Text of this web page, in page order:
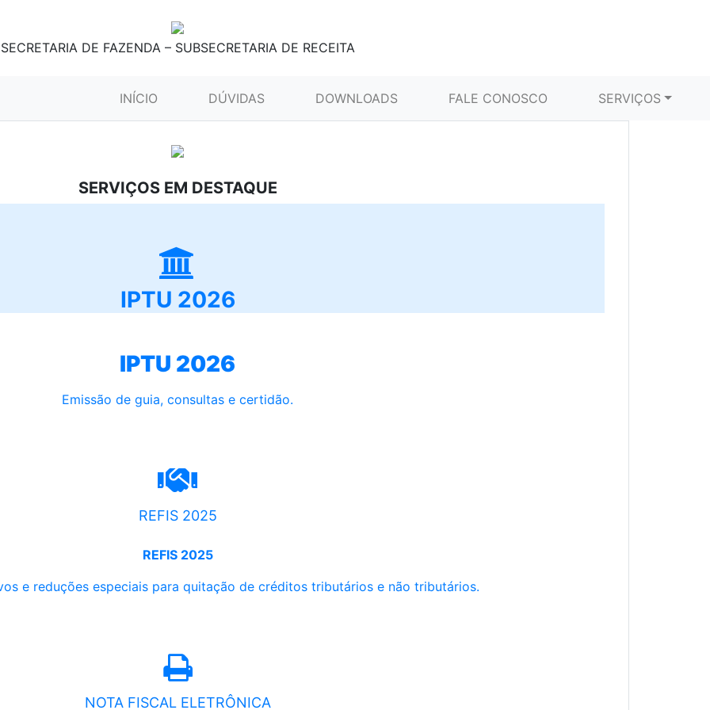
SECRETARIA DE FAZENDA – SUBSECRETARIA DE RECEITA
INÍCIO (CURRENT)DÚVIDAS DOWNLOADS FALE CONOSCO SERVIÇOS
SERVIÇOS EM DESTAQUE
IPTU 2026
IPTU 2026
Emissão de guia, consultas e certidão.
REFIS 2025
REFIS 2025
e reduções especiais para quitação de créditos tributários e não tributários.
NOTA FISCAL ELETRÔNICA